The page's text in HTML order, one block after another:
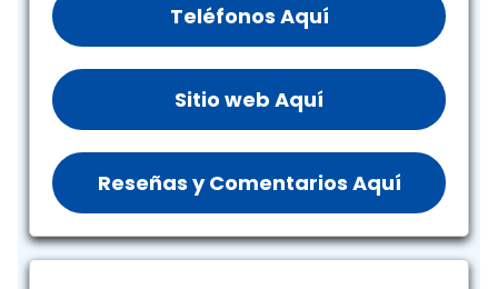
Teléfonos Aquí
Sitio web Aquí
Reseñas y Comentarios Aquí